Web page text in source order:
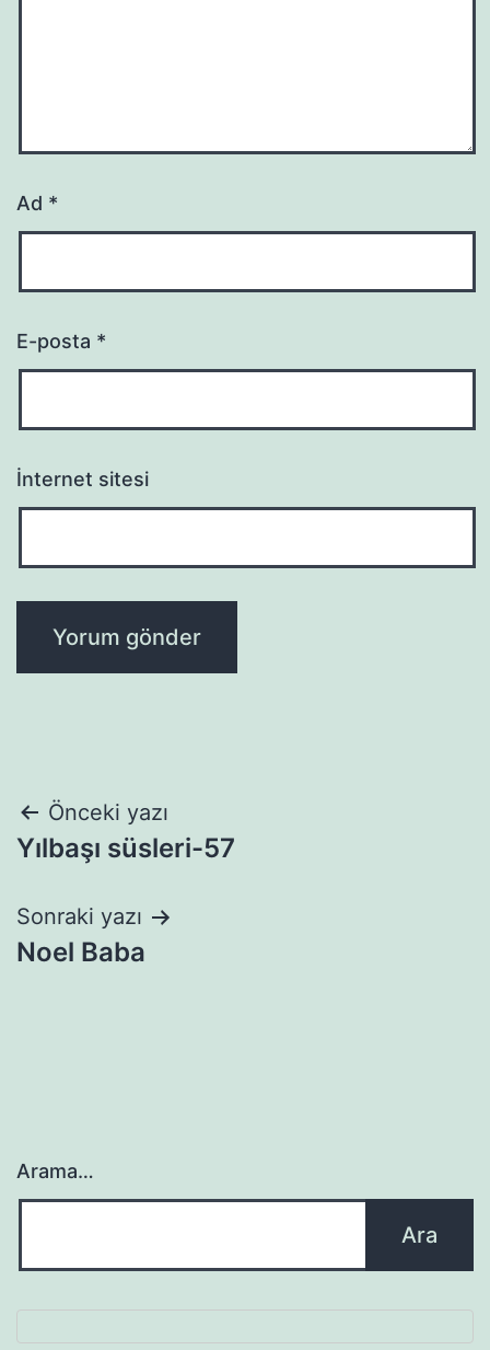
Ad *
E-posta *
İnternet sitesi
Yazı
gezinmesi
Önceki yazı
Yılbaşı süsleri-57
Sonraki yazı
Noel Baba
Arama…